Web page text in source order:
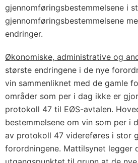
gjennomføringsbestemmelsene i
gjennomføringsbestemmelsene
endringer.
Økonomiske, administrative og
største endringene i de nye
vin sammenliknet med de gamle
områder som per i dag ikke er
protokoll 47 til EØS-avtalen.
bestemmelsene om vin som per i
av protokoll 47 videreføres i stor
forordningene. Mattilsynet legger